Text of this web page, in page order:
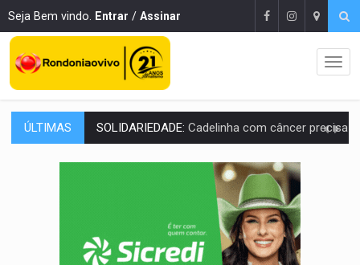
Seja Bem vindo. Entrar / Assinar
ÚLTIMAS DESAPARECIDO:Família procura por cachorrinho
URGENTE:DHPP se mobiliza para tentar localizar corpo de rapaz
DÉFICIT DE MANDATO:Contas do governo de Rondônia expõem meta
CREDIBILIDADE:Superintendentes da PF defendem independência e apoio
ALIANÇA PODEROSA: Chapa vitaminada pode alcançar larga e boa